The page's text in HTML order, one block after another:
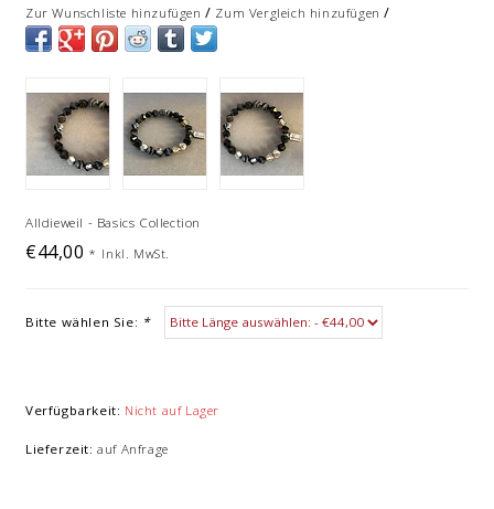
Zur Wunschliste hinzufügen / Zum Vergleich hinzufügen /
Alldieweil - Basics Collection
€44,00* Inkl. MwSt.
Bitte wählen Sie: *
Verfügbarkeit: Nicht auf Lager
Lieferzeit: auf Anfrage